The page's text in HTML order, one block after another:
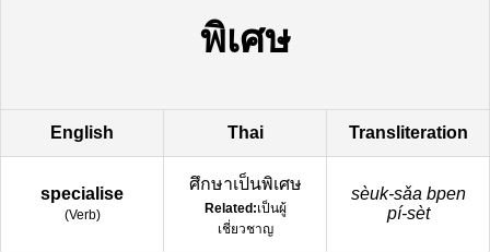
พิเศษ
English Thai Transliteration
specialise
(Verb)
ศึกษาเป็นพิเศษ
Related:เป็นผู้
เชี่ยวชาญ
sèuk-sǎa bpen
pí-sèt